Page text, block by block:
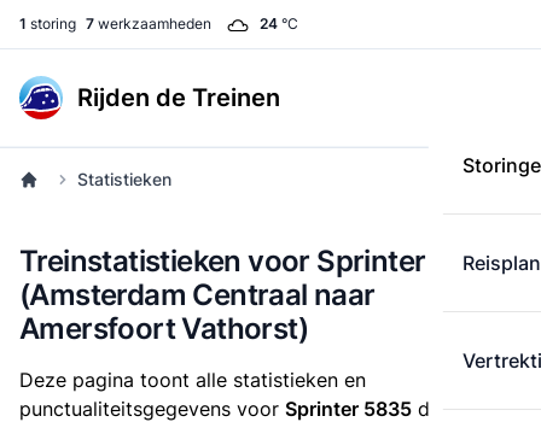
1 storing 7 werkzaamheden 24 °C
Rijden de Treinen
Statistieken
Treinstatistieken voor Sprinter 5835
(Amsterdam Centraal naar
Amersfoort Vathorst)
Deze pagina toont alle statistieken en
punctualiteitsgegevens voor Sprinter 5835 dievan